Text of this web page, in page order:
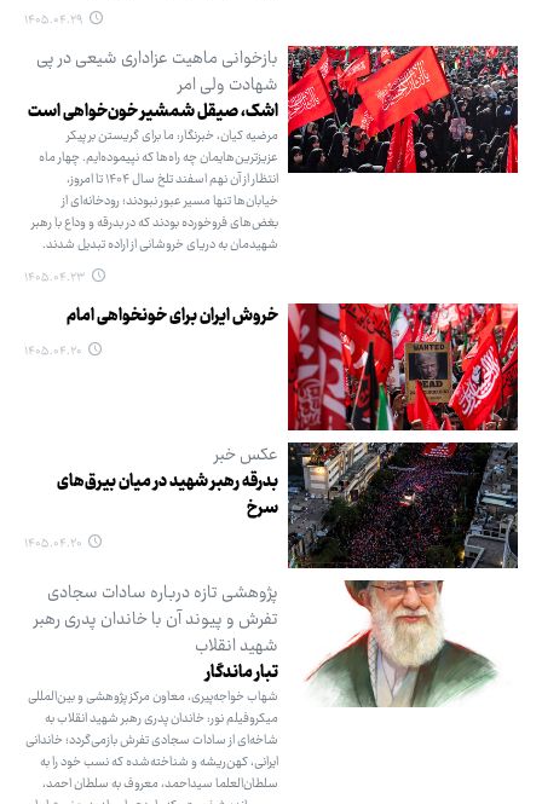
۱۴۰۵.۰۴.۲۹
بازخوانی ماهیت عزاداری شیعی در پی
شهادت ولی امر
اشک، صیقل شمشیر خون‌خواهی است
مرضیه کیان، خبرنگار: ما برای گریستن بر پیکر
عزیزترین‌هایمان چه راه‌ها که نپیموده‌ایم. چهار ماه
انتظار از آن نهم اسفند تلخ سال ۱۴۰۴ تا امروز،
خیابان‌ها تنها مسیر عبور نبودند؛ رودخانه‌ای از
بغض‌های فروخورده بودند که در بدرقه و وداع با رهبر
شهیدمان به دریای خروشانی از اراده تبدیل شدند.
۱۴۰۵.۰۴.۲۳
خروش ایران برای خونخواهی امام
۱۴۰۵.۰۴.۲۰
عکس خبر
بدرقه رهبر شهید در میان بیرق‌های
سرخ
۱۴۰۵.۰۴.۲۰
پژوهشی تازه درباره سادات سجادی
تفرش و پیوند آن با خاندان پدری رهبر
شهید انقلاب
تبار ماندگار
شهاب خواجه‌پیری، معاون مرکز پژوهشی و بین‌المللی
میکروفیلم نور: خاندان پدری رهبر شهید انقلاب به
شاخه‌ای از سادات سجادی تفرش بازمی‌گردد؛ خاندانی
ایرانی، کهن‌ریشه و شناخته‌شده که نسب خود را به
سلطان‌العلما سیداحمد، معروف به سلطان احمد،